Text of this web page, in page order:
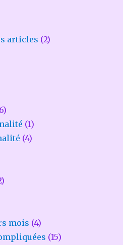
articles (2)
(1)
(4)
mois (4)
(15)